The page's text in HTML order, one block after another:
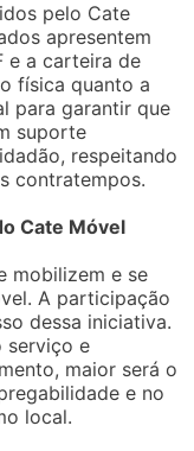
pelo Cate
apresentem
e a carteira de
física quanto a
para garantir que
suporte
respeitando
contratempos.
Cate Móvel
mobilizem e se
A participação
dessa iniciativa.
serviço e
maior será o
e no
local.